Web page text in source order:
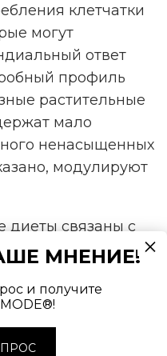
клетчатки
могут
ответ
профиль
растительные
мало
ненасыщенных
модулируют
диеты связаны с
массы тела (ИМТ) и
плотности (ЛПВП).
диеты были
МНЕНИЕ!
и получите